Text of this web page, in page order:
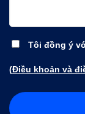
Tôi đồng ý
(Điều khoản và